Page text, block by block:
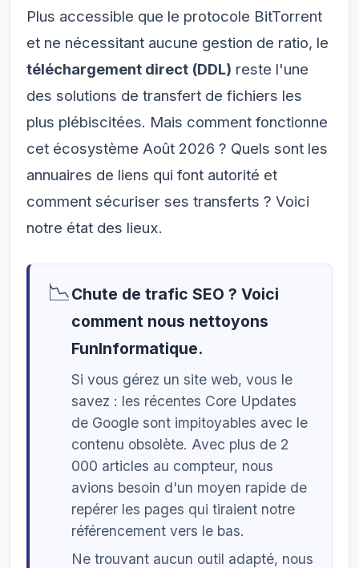
Plus accessible que le protocole BitTorrent
et ne nécessitant aucune gestion de ratio, le
téléchargement direct (DDL) reste l'une
des solutions de transfert de fichiers les
plus plébiscitées. Mais comment fonctionne
cet écosystème Août 2026 ? Quels sont les
annuaires de liens qui font autorité et
comment sécuriser ses transferts ? Voici
notre état des lieux.
📉Chute de trafic SEO ? Voici
comment nous nettoyons
FunInformatique.
Si vous gérez un site web, vous le
savez : les récentes Core Updates
de Google sont impitoyables avec le
contenu obsolète. Avec plus de 2
000 articles au compteur, nous
avions besoin d'un moyen rapide de
repérer les pages qui tiraient notre
référencement vers le bas.
Ne trouvant aucun outil adapté, nous